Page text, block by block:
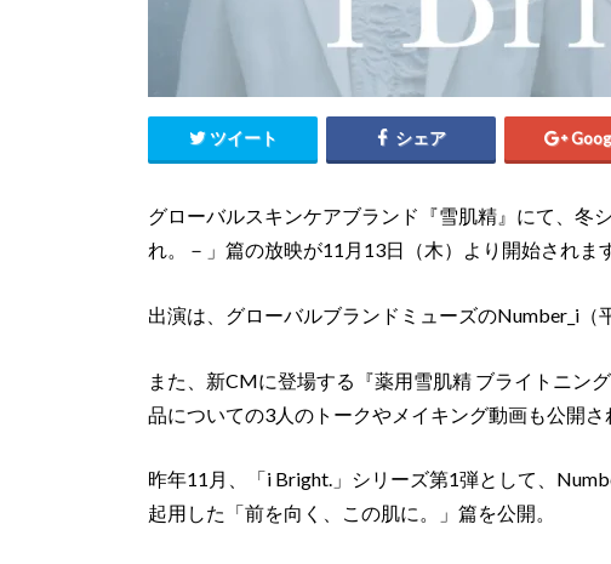
ツイート シェア
グローバルスキンケアブランド『雪肌精』にて、冬
れ。－」篇の放映が11月13日（木）より開始されま
出演は、グローバルブランドミューズのNumber_i（
また、新CMに登場する『薬用雪肌精 ブライトニン
品についての3人のトークやメイキング動画も公開さ
昨年11月、「i Bright.」シリーズ第1弾として、
起用した「前を向く、この肌に。」篇を公開。